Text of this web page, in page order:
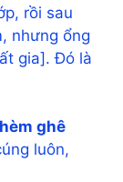
rồi sau
nhưng ổng
gia]. Đó là
ghê
luôn,